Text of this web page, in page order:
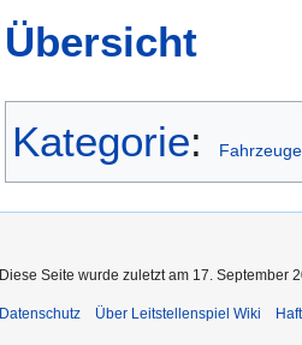
Übersicht
Kategorie: Fahrzeuge
Diese Seite wurde zuletzt am 17. September
Datenschutz Über Leitstellenspiel Wiki